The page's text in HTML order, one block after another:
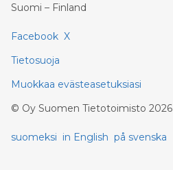
Suomi – Finland
Facebook X
Tietosuoja
Muokkaa evästeasetuksiasi
© Oy Suomen Tietotoimisto 2026
suomeksi in English på svenska